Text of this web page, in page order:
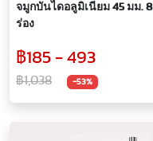
จมูกบันไดอลูมิเนียม 45 มม. 8
ร่อง
฿185 - 493
฿1,038 -53%